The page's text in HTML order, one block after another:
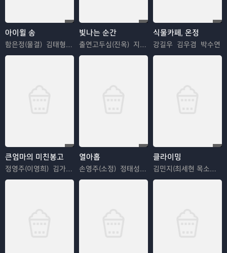
아이윌 송
함은정(물결) 김태형(바람)
빛나는 순간
출연고두심(진옥) 지현우(경훈)
식물카페, 온정
강길우 김우겸 박수연
큰엄마의 미친봉고
정영주(이영희) 김가은(최은서)
열아홉
손영주(소정) 정태성(성현)
클라이밍
김민지(최세현 목소리) 박송이(노인화 목소리)